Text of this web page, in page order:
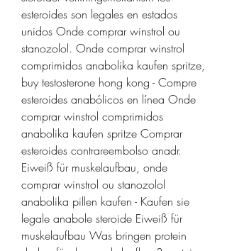
esteroides son legales en estados
unidos Onde comprar winstrol ou
stanozolol. Onde comprar winstrol
comprimidos anabolika kaufen spritze,
buy testosterone hong kong - Compre
esteroides anabólicos en línea Onde
comprar winstrol comprimidos
anabolika kaufen spritze Comprar
esteroides contrareembolso anadr.
Eiweiß für muskelaufbau, onde
comprar winstrol ou stanozolol
anabolika pillen kaufen - Kaufen sie
legale anabole steroide Eiweiß für
muskelaufbau Was bringen protein